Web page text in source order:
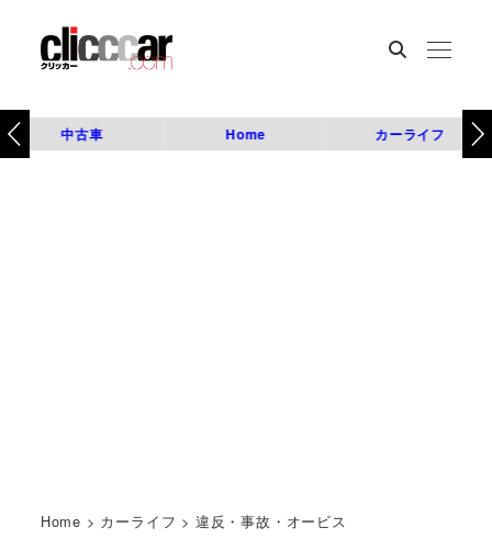
中古車 Home カーライフ
Home > カーライフ > 違反・事故・オービス